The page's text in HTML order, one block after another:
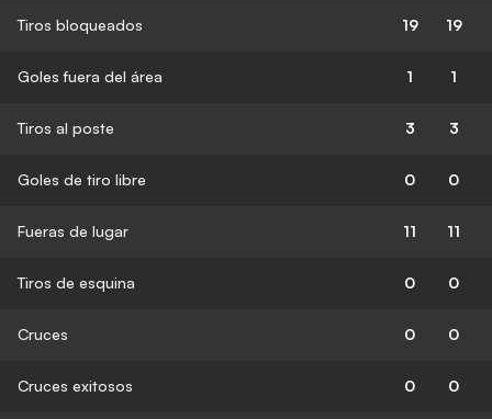
Tiros bloqueados 19 19
Goles fuera del área 1 1
Tiros al poste 3 3
Goles de tiro libre 0 0
Fueras de lugar 11 11
Tiros de esquina 0 0
Cruces 0 0
Cruces exitosos 0 0